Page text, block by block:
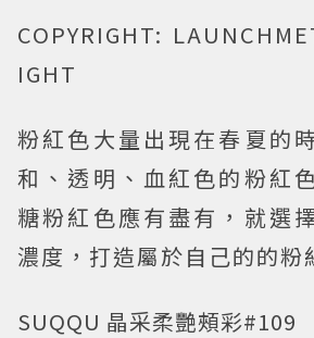
COPYRIGHT:
IGHT
粉紅色大量出現在春夏的
和、透明、血紅色的粉紅
糖粉紅色應有盡有，就選
濃度，打造屬於自己的的粉
SUQQU 晶采柔艷頰彩#109